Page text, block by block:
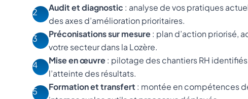
2
Audit et diagnostic : analyse de vos pratiques
des axes d’amélioration prioritaires.
3
Préconisations sur mesure: plan d’action priorisé,
votre secteur dans la Lozère.
4
Mise en œuvre: pilotage des chantiers RH
l’atteinte des résultats.
5
Formation et transfert : montée en compétences